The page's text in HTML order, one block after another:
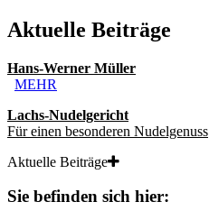
Aktuelle Beiträge
Hans-Werner Müller
MEHR
Lachs-Nudelgericht
Für einen besonderen Nudelgenuss
Aktuelle Beiträge
Sie befinden sich hier: